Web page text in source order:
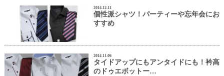
2014.12.11
個性派シャツ！パーティーや忘年会にお
すすめ
2014.11.06
タイドアップにもアンタイドにも！衿高
のドゥエボットー…